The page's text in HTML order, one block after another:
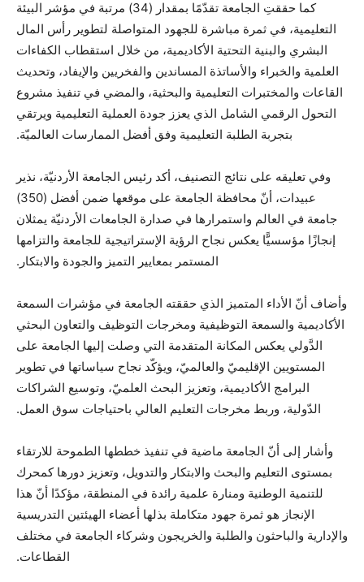
كما حققتِ الجامعة تقدّمًا بمقدار (34) مرتبة في مؤشر البيئة
التعليمية، في ثمرة مباشرة للجهود المتواصلة لتطوير رأس المال
البشري والبنية التحتية الأكاديمية، من خلال استقطاب الكفاءات
العلمية والخبراء والأساتذة المساندين والفخريين والإيفاد، وتحديث
القاعات والمختبرات التعليمية والبحثية، والمضي في تنفيذ مشروع
التحول الرقمي الشامل الذي يعزز جودة العملية التعليمية ويرتقي
بتجربة الطلبة التعليمية وفق أفضل الممارسات العالميّة.
وفي تعليقه على نتائج التصنيف، أكد رئيس الجامعة الأردنيّة، نذير
عبيدات، أنّ محافظة الجامعة على موقعها ضمن أفضل (350)
جامعة في العالم واستمرارها في صدارة الجامعات الأردنيّة يمثلان
إنجازًا مؤسسيًّا يعكس نجاح الرؤية الإستراتيجية للجامعة والتزامها
المستمر بمعايير التميز والجودة والابتكار.
وأضاف أنّ الأداء المتميز الذي حققته الجامعة في مؤشرات السمعة
الأكاديمية والسمعة التوظيفية ومخرجات التوظيف والتعاون البحثي
الدَّولي يعكس المكانة المتقدمة التي وصلت إليها الجامعة على
المستويين الإقليميّ والعالميّ، ويؤكّد نجاح سياساتها في تطوير
البرامج الأكاديمية، وتعزيز البحث العلميّ، وتوسيع الشراكات
الدّولية، وربط مخرجات التعليم العالي باحتياجات سوق العمل.
وأشار إلى أنّ الجامعة ماضية في تنفيذ خططها الطموحة للارتقاء
بمستوى التعليم والبحث والابتكار والتدويل، وتعزيز دورها كمحرك
للتنمية الوطنية ومنارة علمية رائدة في المنطقة، مؤكدًا أنّ هذا
الإنجاز هو ثمرة جهود متكاملة بذلها أعضاء الهيئتين التدريسية
والإدارية والباحثون والطلبة والخريجون وشركاء الجامعة في مختلف
القطاعات.